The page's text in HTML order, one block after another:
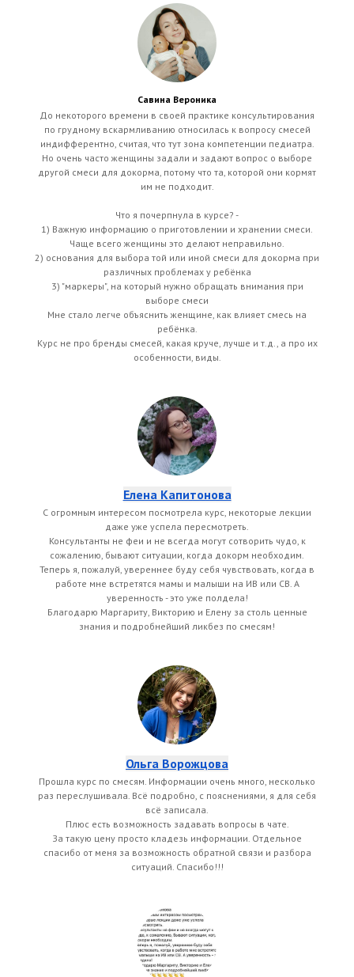
Савина Вероника
До некоторого времени в своей практике консультирования
по грудному вскармливанию относилась к вопросу смесей
индифферентно, считая, что тут зона компетенции педиатра.
Но очень часто женщины задали и задают вопрос о выборе
другой смеси для докорма, потому что та, которой они кормят
им не подходит.
Что я почерпнула в курсе? -
1) Важную информацию о приготовлении и хранении смеси.
Чаще всего женщины это делают неправильно.
2) основания для выбора той или иной смеси для докорма при
различных проблемах у ребёнка
3) "маркеры", на который нужно обращать внимания при
выборе смеси
Мне стало легче объяснить женщине, как влияет смесь на
ребёнка.
Курс не про бренды смесей, какая круче, лучше и т.д., а про их
особенности, виды.
Елена Капитонова
С огромным интересом посмотрела курс, некоторые лекции
даже уже успела пересмотреть.
Консультанты не феи и не всегда могут сотворить чудо, к
сожалению, бывают ситуации, когда докорм необходим.
Теперь я, пожалуй, увереннее буду себя чувствовать, когда в
работе мне встретятся мамы и малыши на ИВ или СВ. А
уверенность - это уже полдела!
Благодарю Маргариту, Викторию и Елену за столь ценные
знания и подробнейший ликбез по смесям!
Ольга Ворожцова
Прошла курс по смесям. Информации очень много, несколько
раз переслушивала. Всё подробно, с пояснениями, я для себя
всё записала.
Плюс есть возможность задавать вопросы в чате.
За такую цену просто кладезь информации. Отдельное
спасибо от меня за возможность обратной связи и разбора
ситуаций. Спасибо!!!